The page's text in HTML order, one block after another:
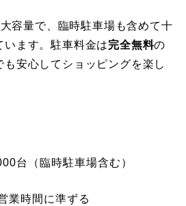
容量で、臨時駐車場も含めて十
ます。駐車料金は完全無料の
安心してショッピングを楽し
台（臨時駐車場含む）
業時間に準ずる